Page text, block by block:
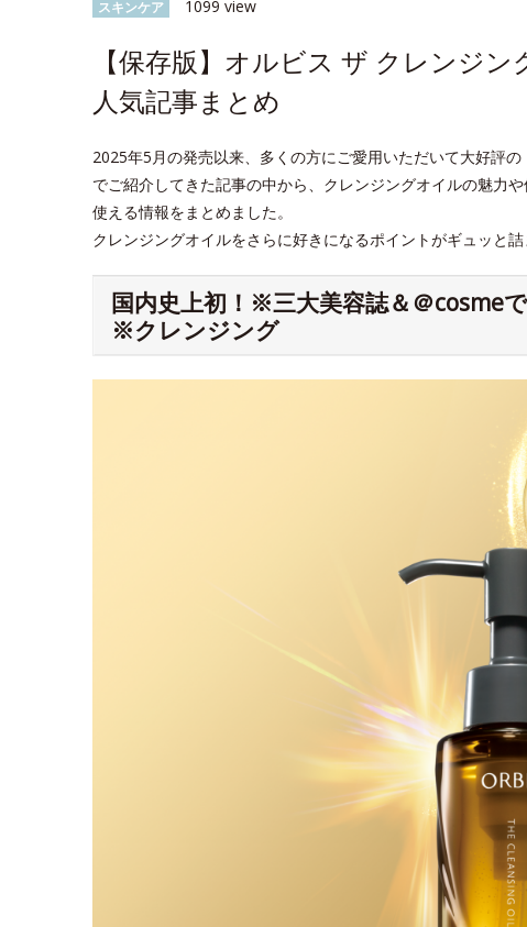
スキンケア 1099 view
【保存版】オルビス ザ クレンジ
人気記事まとめ
2025年5月の発売以来、多くの方にご愛用いただいて大好評
でご紹介してきた記事の中から、クレンジングオイルの魅力
使える情報をまとめました。
クレンジングオイルをさらに好きになるポイントがギュッと
国内史上初！※三大美容誌＆＠cosme
※クレンジング